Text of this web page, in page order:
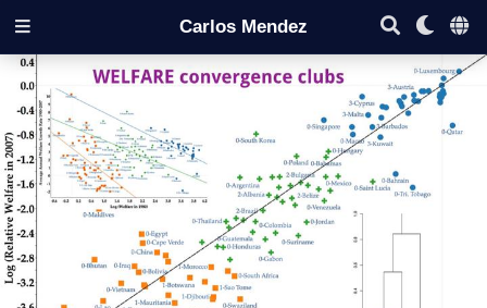
Carlos Mendez